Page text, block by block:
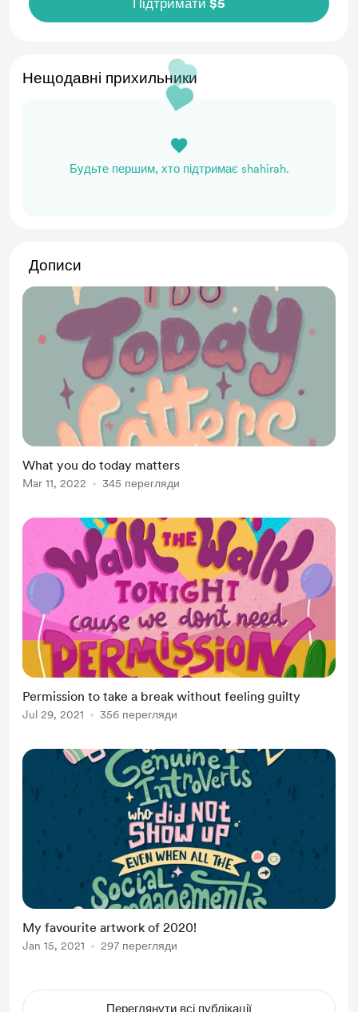
Нещодавні прихильники
Будьте першим, хто підтримає shahirah.
Дописи
What you do today matters
Mar 11, 2022 345 перегляди
Permission to take a break without feeling guilty
Jul 29, 2021 356 перегляди
My favourite artwork of 2020!
Jan 15, 2021 297 перегляди
Переглянути всі публікації